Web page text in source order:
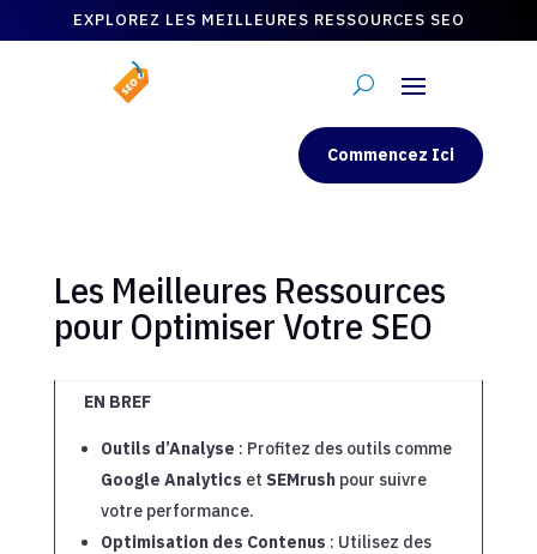
EXPLOREZ LES MEILLEURES RESSOURCES SEO
Commencez Ici
Les Meilleures Ressources
pour Optimiser Votre SEO
EN BREF
Outils d’Analyse : Profitez des outils comme
Google Analytics et SEMrushpour suivre
votre performance.
Optimisation des Contenus : Utilisez des